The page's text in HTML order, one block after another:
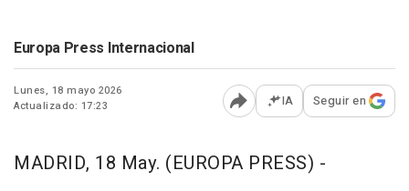
Europa Press Internacional
Lunes, 18 mayo 2026
Actualizado: 17:23
Abrir opciones para
IA Seguir en
MADRID, 18 May. (EUROPA PRESS) -